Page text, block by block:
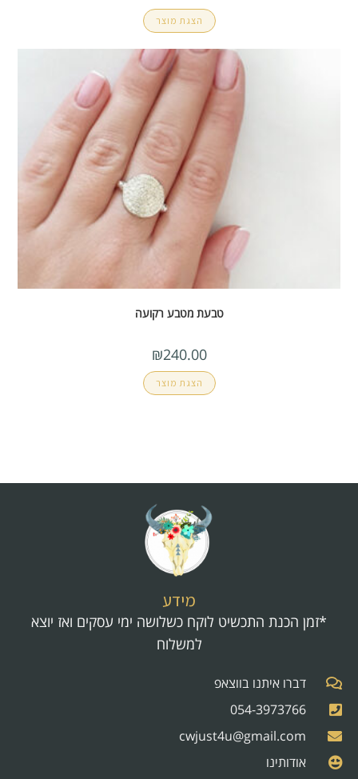
הצגת מוצר
טבעת מטבע רקועה
₪240.00
הצגת מוצר
מידע
*זמן הכנת התכשיט לוקח כשלושה ימי עסקים ואז יוצא
למשלוח
דברו איתנו בווצאפ
054-3973766
cwjust4u@gmail.com
אודותינו